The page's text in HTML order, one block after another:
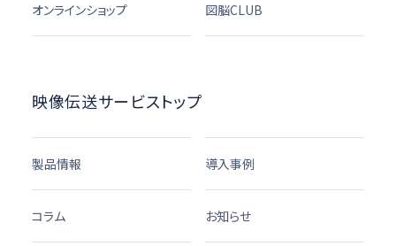
オンラインショップ 図脳CLUB
映像伝送サービストップ
製品情報 導入事例
コラム お知らせ